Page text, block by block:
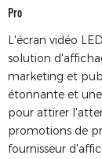
Pro
L'écran vidéo
solution
marketing et
étonnante et
pour attirer
promotions de
fournisseur